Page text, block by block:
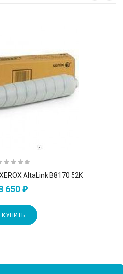
AltaLink B8170 52K
650 ₽
КУПИТЬ